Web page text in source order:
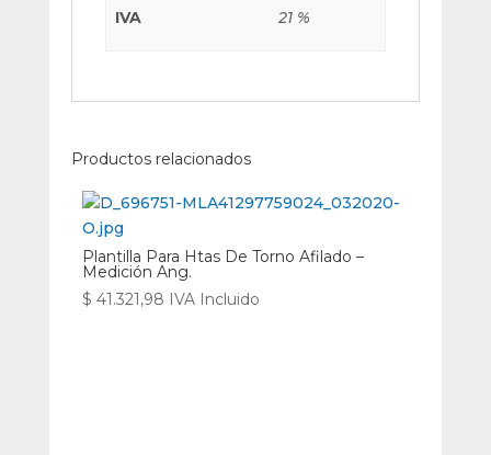
IVA 21 %
Productos relacionados
Plantilla Para Htas De Torno Afilado –
Medición Ang.
$ 41.321,98 IVA Incluido